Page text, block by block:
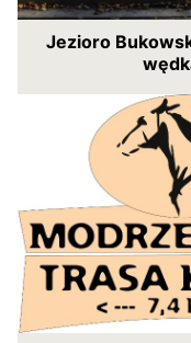
Jezioro